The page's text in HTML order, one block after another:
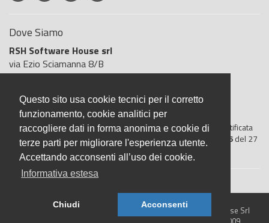
Questo sito usa cookie tecnici per il corretto
funzionamento, cookie analitici per
raccogliere dati in forma anonima e cookie di
terze parti per migliorare l'esperienza utente.
Accettando acconsenti all’uso dei cookie.
Informativa estesa
Chiudi Acconsenti
Dove Siamo
RSH Software House srl
via Ezio Sciamanna 8/B
00168 Roma
Italia
BigliettoVeloce è basato sulla piattaforma"GeSiFi ver 1.5"
certificata
dall’Agenzia delle Entrate con protocollo numero2021/103896 del 27
aprile 2021
© 2026 BigliettoVeloce.it - È un prodotto R.S.H. Software House Srl